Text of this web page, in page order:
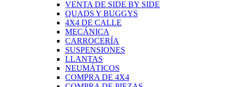
VENTA DE SIDE BY SIDE
QUADS Y BUGGYS
4X4 DE CALLE
MECÁNICA
CARROCERÍA
SUSPENSIONES
LLANTAS
NEUMÁTICOS
COMPRA DE 4X4